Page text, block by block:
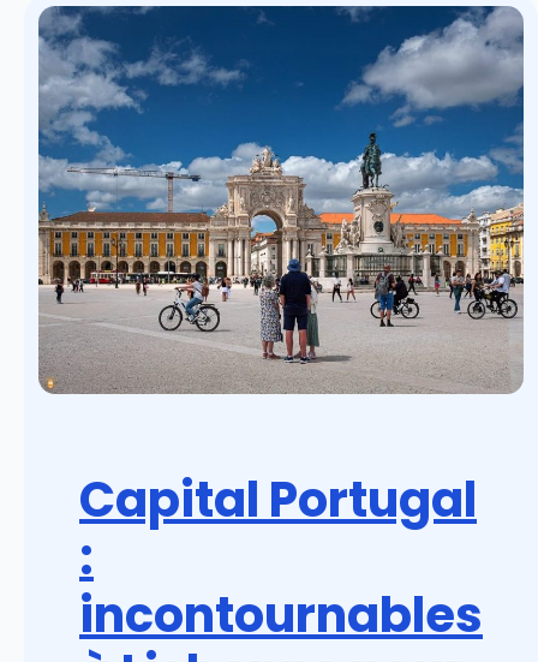
Capital Portugal
:
incontournables